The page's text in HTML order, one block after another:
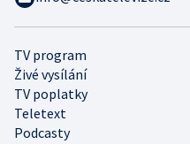
TV program
Živé vysílání
TV poplatky
Teletext
Podcasty